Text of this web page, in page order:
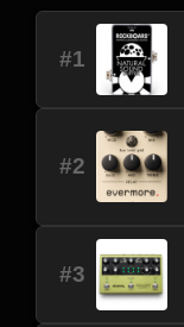
#1
#2
#3